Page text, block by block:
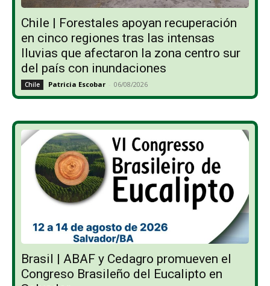
Chile | Forestales apoyan recuperación
en cinco regiones tras las intensas
lluvias que afectaron la zona centro sur
del país con inundaciones
Chile Patricia Escobar - 06/08/2026
Brasil | ABAF y Cedagro promueven el
Congreso Brasileño del Eucalipto en